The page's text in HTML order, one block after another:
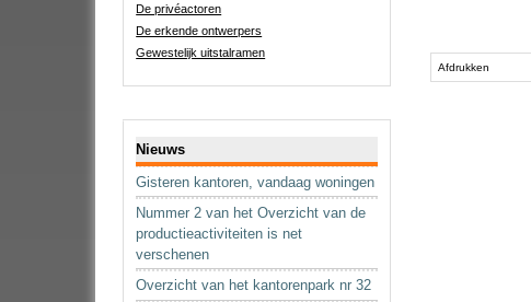
De privéactoren
De erkende ontwerpers
Gewestelijk uitstalramen
Nieuws
Gisteren kantoren, vandaag woningen
Nummer 2 van het Overzicht van de
productieactiviteiten is net
verschenen
Overzicht van het kantorenpark nr 32
acties
Afdrukken